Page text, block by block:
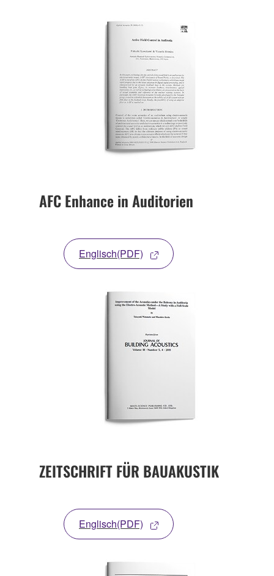
AFC Enhance in Auditorien
Englisch(PDF)
ZEITSCHRIFT FÜR BAUAKUSTIK
Englisch(PDF)